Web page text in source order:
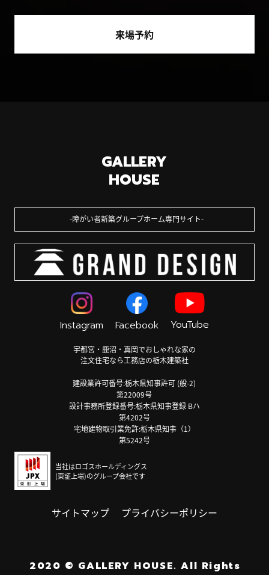
来場予約
GALLERY
HOUSE
障がい者新築グループホーム専門サイト
Instagram Facebook YouTube
宇都宮・鹿沼・真岡でおしゃれな家の
注文住宅なら工務店の栃木建築社
建設業許可番号:栃木県知事許可 (般-2)
第22009号
設計事務所登録番号:栃木県知事登録 Bハ
第4202号
宅地建物取引業免許:栃木県知事（1）
第5242号
当社はロゴスホールディングス
(東証上場)のグループ会社です
サイトマップ プライバシーポリシー
2020 © GALLERY HOUSE. All Rights